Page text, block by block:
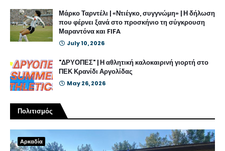
Μάρκο Ταρντέλι | «Ντιέγκο, συγγνώμη» | Η δήλωση
που φέρνει ξανά στο προσκήνιο τη σύγκρουση
Μαραντόνα και FIFA
July 10, 2026
"ΔΡΥΟΠΕΣ" | Η αθλητική καλοκαιρινή γιορτή στο
ΠΕΚ Κρανίδι Αργολίδας
May 26, 2026
Πολιτισμός
Αρκαδία